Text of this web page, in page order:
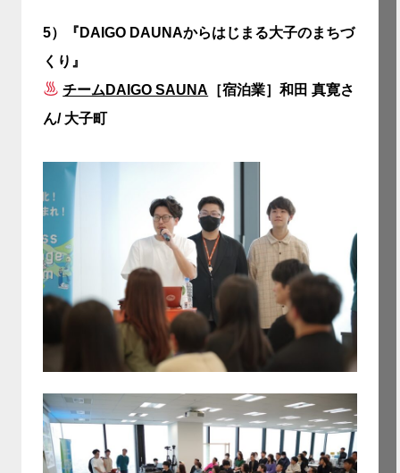
5）
『DAIGO DAUNAからはじまる大子のまちづ
くり』
チームDAIGO SAUNA ［宿泊業］和田 真寛さ
ん/ 大子町